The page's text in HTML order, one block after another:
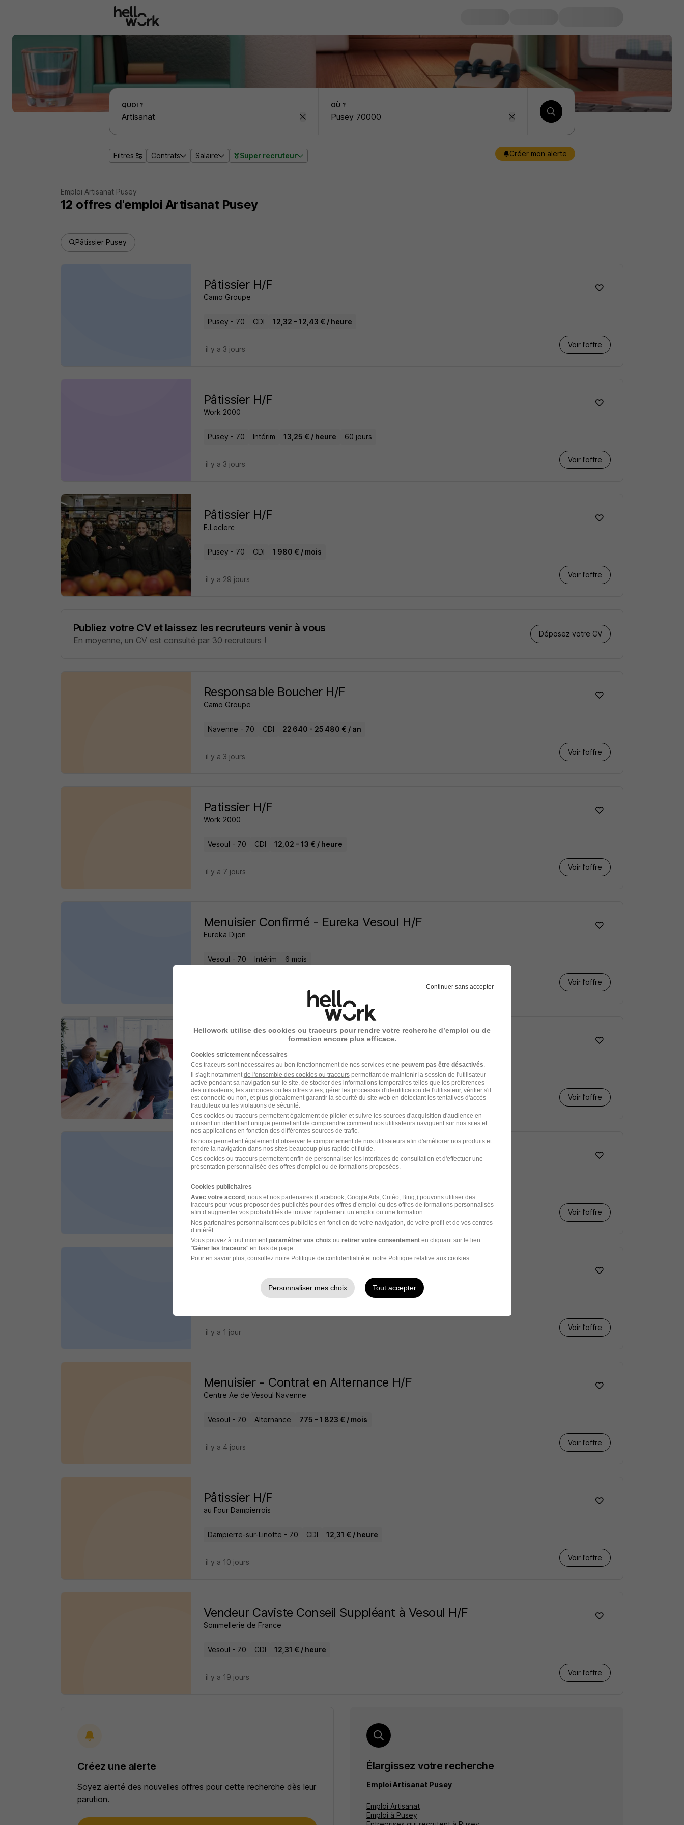
Effectuer une recherche d'emploi par localité
QUOI ? OÙ ?
Filtres Contrats Salaire Super recruteur Créer mon alerte
Emploi Artisanat Pusey
12 offres d'emploi Artisanat Pusey
Pâtissier Pusey
Pâtissier H/F
Camo Groupe
Pusey - 70 CDI 12,32 - 12,43 € / heure
Voir l’offre
il y a 3 jours
Pâtissier H/F
Work 2000
Pusey - 70 Intérim 13,25 € / heure 60 jours
Voir l’offre
il y a 3 jours
Pâtissier H/F
E.Leclerc
Pusey - 70 CDI 1 980 € / mois
Voir l’offre
il y a 29 jours
Publiez votre CV et laissez les recruteurs venir à vous
En moyenne, un CV est consulté par 30 recruteurs !
Déposez votre CV
Responsable Boucher H/F
Camo Groupe
Navenne - 70 CDI 22 640 - 25 480 € / an
Voir l’offre
il y a 3 jours
Patissier H/F
Work 2000
Vesoul - 70 CDI 12,02 - 13 € / heure
Voir l’offre
il y a 7 jours
Menuisier Confirmé - Eureka Vesoul H/F
Eureka Dijon
Vesoul - 70 Intérim 6 mois
Voir l’offre
Fromager H/F
Groupement Mousquetaires
Vesoul - 70 CDI
Voir l’offre
il y a 17 jours
Aide Fromager H/F
PROMAN
Aboncourt-Gesincourt - 70
Voir l’offre
il y a 5 jours
Voir l’offre
il y a 1 jour
Menuisier - Contrat en Alternance H/F
Centre Ae de Vesoul Navenne
Vesoul - 70 Alternance 775 - 1 823 € / mois
Voir l’offre
il y a 4 jours
Pâtissier H/F
au Four Dampierrois
Dampierre-sur-Linotte - 70 CDI 12,31 € / heure
Voir l’offre
il y a 10 jours
Vendeur Caviste Conseil Suppléant à Vesoul H/F
Sommellerie de France
Vesoul - 70 CDI 12,31 € / heure
Voir l’offre
il y a 19 jours
Créez une alerte
Soyez alerté des nouvelles offres pour cette recherche dès leur
parution.
Élargissez votre recherche
Emploi Artisanat Pusey
Emploi Artisanat
Emploi à Pusey
Continuer sans accepter
Hellowork utilise des cookies ou traceurs pour rendre votre recherche d’emploi ou de
formation encore plus efficace.
Cookies strictement nécessaires
Ces traceurs sont nécessaires au bon fonctionnement de nos services et ne peuvent pas être désactivés
Il s'agit notamment de l'ensemble des cookies ou traceurspermettant de maintenir la session de l'utilisateur
active pendant sa navigation sur le site, de stocker des informations temporaires telles que les préférences
des utilisateurs, les annonces ou les offres vues, gérer les processus d'identification de l'utilisateur, vérifier s'il
est connecté ou non, et plus globalement garantir la sécurité du site web en détectant les tentatives d'accès
frauduleux ou les violations de sécurité.
Ces cookies ou traceurs permettent également de piloter et suivre les sources d'acquisition d'audience en
utilisant un identifiant unique permettant de comprendre comment nos utilisateurs naviguent sur nos sites et
nos applications en fonction des différentes sources de trafic.
Ils nous permettent également d’observer le comportement de nos utilisateurs afin d'améliorer nos produits et
rendre la navigation dans nos sites beaucoup plus rapide et fluide.
Ces cookies ou traceurs permettent enfin de personnaliser les interfaces de consultation et d'effectuer une
présentation personnalisée des offres d'emploi ou de formations proposées.
Cookies publicitaires
Avec votre accord, nous et nos partenaires (Facebook, Google Ads, Critéo, Bing,) pouvons utiliser des
traceurs pour vous proposer des publicités pour des offres d’emploi ou des offres de formations personnalisés
afin d’augmenter vos probabilités de trouver rapidement un emploi ou une formation.
Nos partenaires personnalisent ces publicités en fonction de votre navigation, de votre profil et de vos centres
d’intérêt.
Vous pouvez à tout moment paramétrer vos choix ou retirer votre consentementen cliquant sur le lien
"Gérer les traceurs" en bas de page.
Pour en savoir plus, consultez notre Politique de confidentialité et notre Politique relative aux cookies.
Personnaliser mes choix Tout accepter